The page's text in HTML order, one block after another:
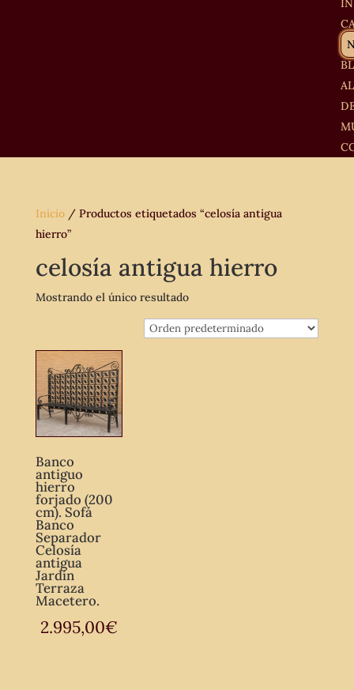
Inicio/ Productos etiquetados “celosía antigua
hierro”
celosía antigua hierro
Mostrando el único resultado
Banco
antiguo
hierro
forjado (200
cm). Sofá
Banco
Separador
Celosía
antigua
Jardín
Terraza
Macetero.
2.995,00€